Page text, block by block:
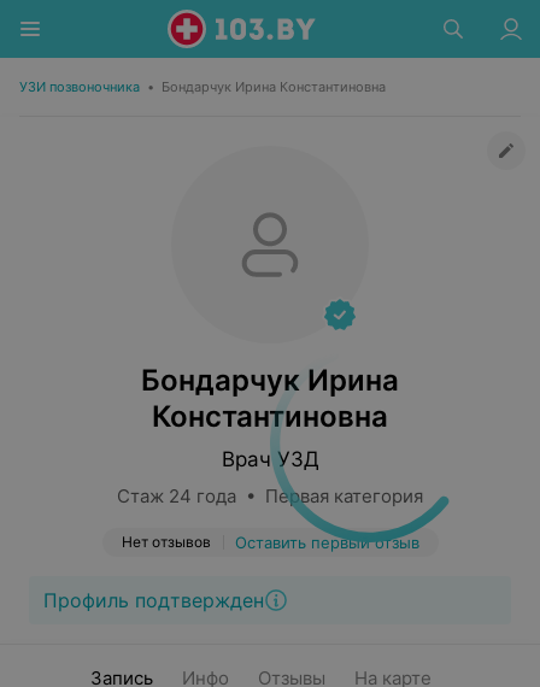
УЗИ позвоночника • Бондарчук Ирина Константиновна
Бондарчук Ирина
Константиновна
Врач УЗД
Стаж 24 года • Первая категория
Нет отзывов Оставить первый отзыв
Профиль подтвержден
Запись Инфо Отзывы На карте